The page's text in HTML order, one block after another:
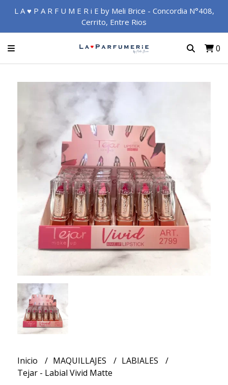
L A ♥ P A R F U M E R i E by Meli Brice - Concordia N°408,
Cerrito, Entre Rios
0
Inicio MAQUILLAJES
LABIALES
Tejar - Labial Vivid Matte